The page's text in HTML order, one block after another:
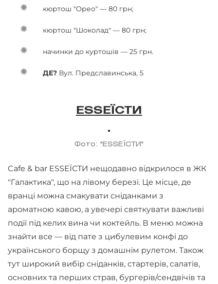
кюртош "Орео" — 80 грн;
кюртош "Шоколад" — 80 грн;
начинки до куртошів — 25 грн.
ДЕ? Вул. Предславинська, 5
ESSEЇСТИ
Фото: "ESSEЇСТИ"
Cafe & bar ESSEЇСТИ нещодавно відкрилося в ЖК
"Галактика", що на лівому березі. Це місце, де
вранці можна смакувати сніданками з
ароматною кавою, а увечері святкувати важливі
події під келих вина чи коктейль. В меню можна
знайти все — від пате з цибулевим конфі до
українського борщу з домашнім рулетом. Також
тут широкий вибір сніданків, стартерів, салатів,
основних та перших страв, бургерів/сендвічів та